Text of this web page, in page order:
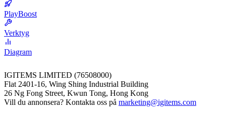
PlayBoost
Verktyg
Diagram
IGITEMS LIMITED (76508000)
Flat 2401-16, Wing Shing Industrial Building
26 Ng Fong Street, Kwun Tong, Hong Kong
Vill du annonsera? Kontakta oss på marketing@igitems.com